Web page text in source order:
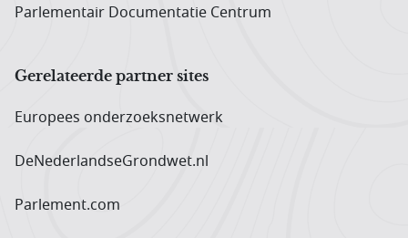
Parlementair Documentatie Centrum
Gerelateerde partner sites
Europees onderzoeks­netwerk
DeNederlandseGrondwet.nl
Parlement.com